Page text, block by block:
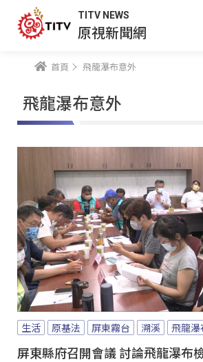
TITV NEWS
原視新聞網
首頁 飛龍瀑布意外
飛龍瀑布意外
生活 原基法 屏東霧台 溯溪 飛龍
屏東縣府召開會議 討論飛龍瀑布